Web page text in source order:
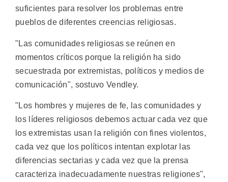
suficientes para resolver los problemas entre
pueblos de diferentes creencias religiosas.
"Las comunidades religiosas se reúnen en
momentos críticos porque la religión ha sido
secuestrada por extremistas, políticos y medios de
comunicación", sostuvo Vendley.
"Los hombres y mujeres de fe, las comunidades y
los líderes religiosos debemos actuar cada vez que
los extremistas usan la religión con fines violentos,
cada vez que los políticos intentan explotar las
diferencias sectarias y cada vez que la prensa
caracteriza inadecuadamente nuestras religiones",